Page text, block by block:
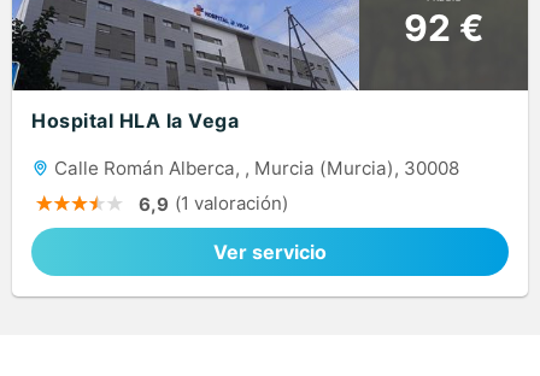
92 €
Hospital HLA la Vega
Calle Román Alberca, , Murcia (Murcia), 30008
6,9 (1 valoración)
Ver servicio